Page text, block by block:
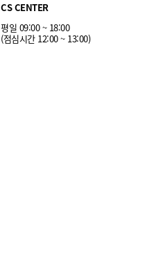
CS CENTER
평일 09:00 ~ 18:00
(점심시간 12:00 ~ 13:00)